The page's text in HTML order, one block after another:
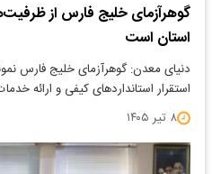
گوهرآزمای خلیج فارس از
استان است
دنیای معدن: گوهرآزمای خلیج فارس
استقرار استانداردهای کیفی و ارائه
۸ تیر ۱۴۰۵